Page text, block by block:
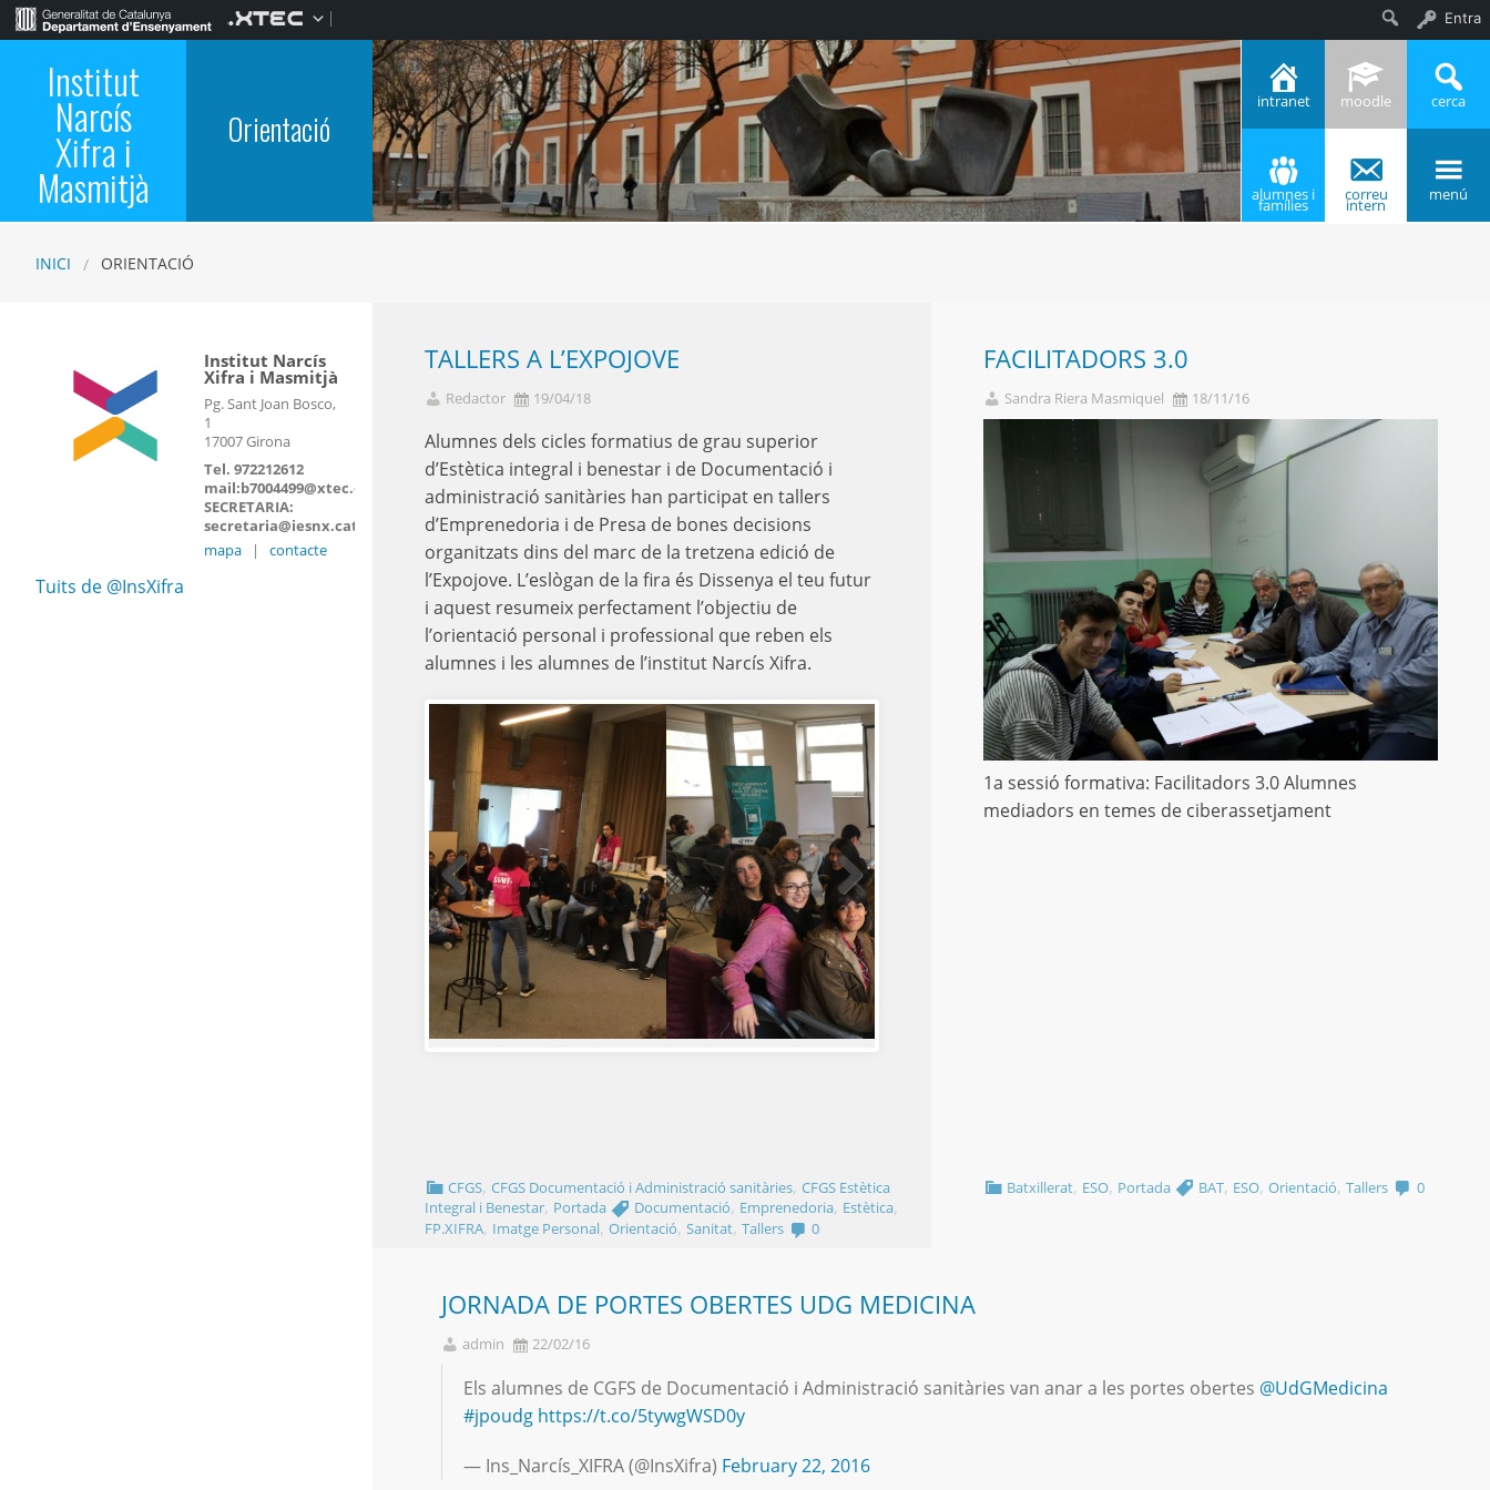
Institut
Narcís
Xifra i
Masmitjà
Orientació
intranet moodle cerca
alumnes i
famílies
correu
intern
menú
INICI ORIENTACIÓ
TALLERS A L’EXPOJOVE
Redactor 19/04/18
Alumnes dels cicles formatius de grau superior
d’Estètica integral i benestar i de Documentació i
administració sanitàries han participat en tallers
d’Emprenedoria i de Presa de bones decisions
organitzats dins del marc de la tretzena edició de
l’Expojove. L’eslògan de la fira és Dissenya el teu futur
i aquest resumeix perfectament l’objectiu de
l’orientació personal i professional que reben els
alumnes i les alumnes de l’institut Narcís Xifra.
CFGS,CFGS Documentació i Administració sanitàries,CFGS Estètica
Integral i Benestar, Portada Documentació, Emprenedoria, Estètica,
FP.XIFRA, Imatge Personal, Orientació, Sanitat, Tallers 0
FACILITADORS 3.0
Sandra Riera Masmiquel 18/11/16
1a sessió formativa: Facilitadors 3.0 Alumnes
mediadors en temes de ciberassetjament
Batxillerat, ESO, Portada BAT, ESO,Orientació,Tallers 0
JORNADA DE PORTES OBERTES UDG MEDICINA
admin 22/02/16
Els alumnes de CGFS de Documentació i Administració sanitàries van anar a les portes obertes @UdGMedicina
#jpoudg https://t.co/5tywgWSD0y
— Ins_Narcís_XIFRA (@InsXifra) February 22, 2016
Institut Narcís
Xifra i Masmitjà
Pg. Sant Joan Bosco,
1
17007 Girona
Tel. 972212612
mail:b7004499@xtec.cat
SECRETARIA:
secretaria@iesnx.cat
mapa
| contacte
Tuits de @InsXifra
Entra